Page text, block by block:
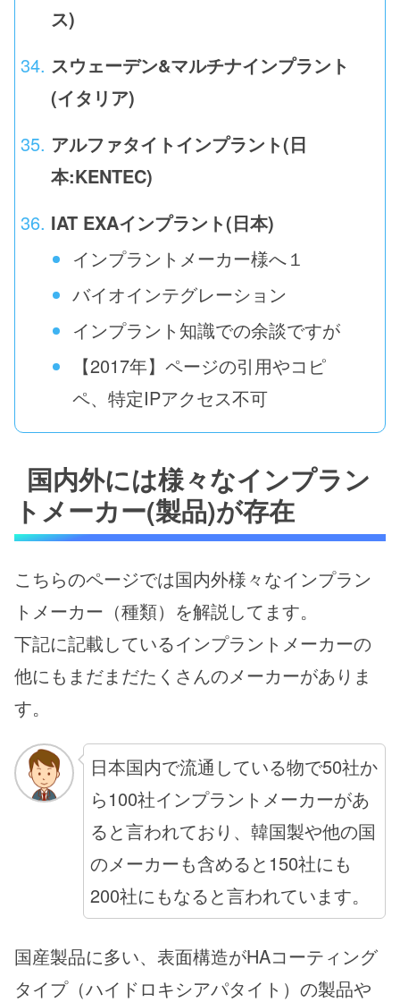
ス)
スウェーデン&マルチナインプラント
(イタリア)
アルファタイトインプラント(日
本:KENTEC)
IAT EXAインプラント(日本)
インプラントメーカー様へ１
バイオインテグレーション
インプラント知識での余談ですが
【2017年】ページの引用やコピ
ペ、特定IPアクセス不可
国内外には様々なインプラン
トメーカー(製品)が存在
こちらのページでは国内外様々なインプラン
トメーカー（種類）を解説してます。
下記に記載しているインプラントメーカーの
他にもまだまだたくさんのメーカーがありま
す。
日本国内で流通している物で50社か
ら100社インプラントメーカーがあ
ると言われており、韓国製や他の国
のメーカーも含めると150社にも
200社にもなると言われています。
国産製品に多い、表面構造がHAコーティング
タイプ（ハイドロキシアパタイト）の製品や